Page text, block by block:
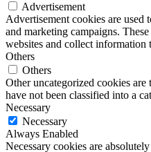
Advertisement
Advertisement cookies are
and marketing campaigns.
websites and collect information
Others
Others
Other uncategorized cookies are
have not been classified into a
Necessary
Necessary
Always Enabled
Necessary cookies are